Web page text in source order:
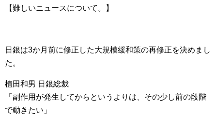
【難しいニュースについて。】
日銀は3か月前に修正した大規模緩和策の再修正を決めまし
た。
植田和男 日銀総裁
「副作用が発生してからというよりは、その少し前の段階
で動きたい」